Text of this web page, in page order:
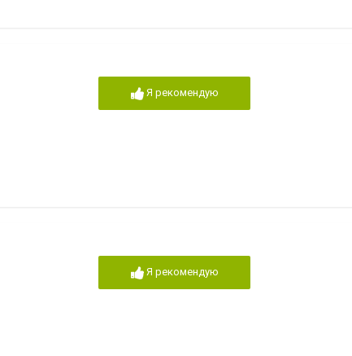
Я рекомендую
Я рекомендую